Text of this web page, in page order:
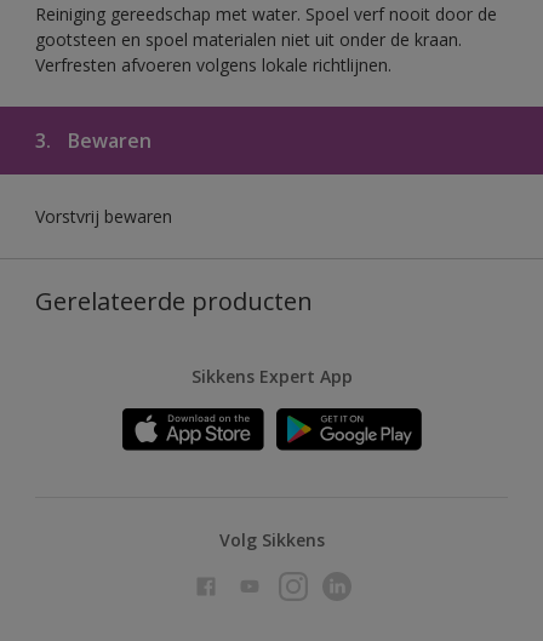
Reiniging gereedschap met water. Spoel verf nooit door de
gootsteen en spoel materialen niet uit onder de kraan.
Verfresten afvoeren volgens lokale richtlijnen.
3. Bewaren
Vorstvrij bewaren
Gerelateerde producten
Sikkens Expert App
Volg Sikkens